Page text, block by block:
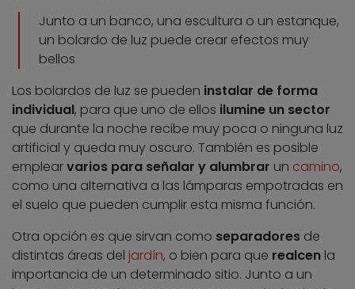
Junto a un banco, una escultura o un estanque,
un bolardo de luz puede crear efectos muy
bellos
Los bolardos de luz se pueden instalar de forma
individual, para que uno de ellos ilumine un sector
que durante la noche recibe muy poca o ninguna luz
artificial y queda muy oscuro. También es posible
emplearvarios para señalar y alumbrar un camino,
como una alternativa a las lámparas empotradas en
el suelo que pueden cumplir esta misma función.
Otra opción es que sirvan como separadores de
distintas áreas del jardín, o bien para que realcen la
importancia de un determinado sitio. Junto a un